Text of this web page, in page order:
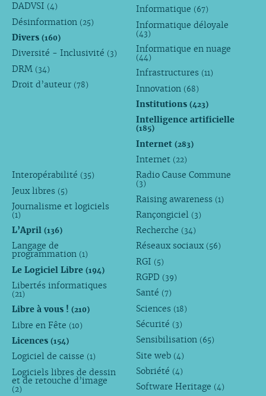
DADVSI (4)
Désinformation (25)
Divers (160)
Diversité - Inclusivité (3)
DRM (34)
Droit d’auteur (78)
Informatique (67)
Informatique déloyale
(43)
Informatique en nuage
(44)
Infrastructures (11)
Innovation (68)
Institutions(423)
Intelligence artificielle
(185)
Internet(283)
Internet (22)
Interopérabilité (35)
Jeux libres (5)
Journalisme et logiciels
(1)
L’April (136)
Langage de
programmation (1)
Le Logiciel Libre (194)
Libertés informatiques
(21)
Libre à vous ! (210)
Libre en Fête (10)
Licences (154)
Logiciel de caisse (1)
Logiciels libres de dessin
et de retouche d’image
(2)
Radio Cause Commune
(3)
Raising awareness (1)
Rançongiciel (3)
Recherche (34)
Réseaux sociaux (56)
RGI (5)
RGPD (39)
Santé (7)
Sciences (18)
Sécurité (3)
Sensibilisation (65)
Site web (4)
Sobriété (4)
Software Heritage (4)